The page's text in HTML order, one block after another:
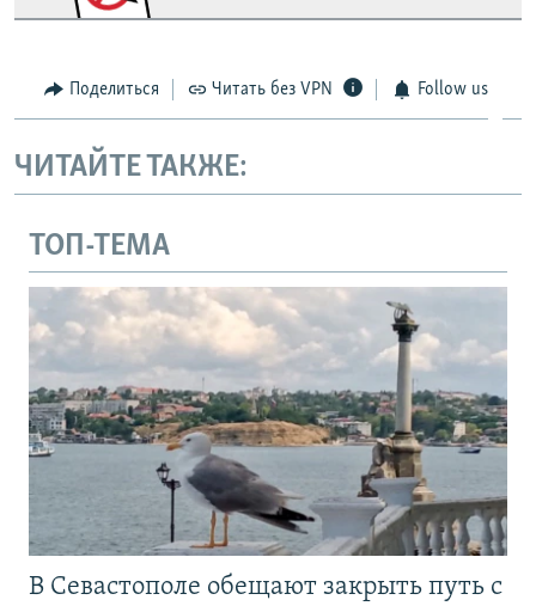
Поделиться Читать без VPN Follow us
ЧИТАЙТЕ ТАКЖЕ:
ТОП-ТЕМА
В Севастополе обещают закрыть путь с